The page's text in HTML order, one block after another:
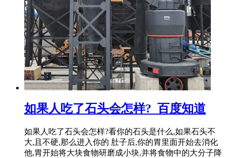
如果人吃了石头会怎样?_百度知道
如果人吃了石头会怎样?看你的石头是什么,如果石头不
大,且不硬,那么进入你的 肚子后,你的胃里面开始去消化
他,胃开始将大块食物研磨成小块,并将食物中的大分子降